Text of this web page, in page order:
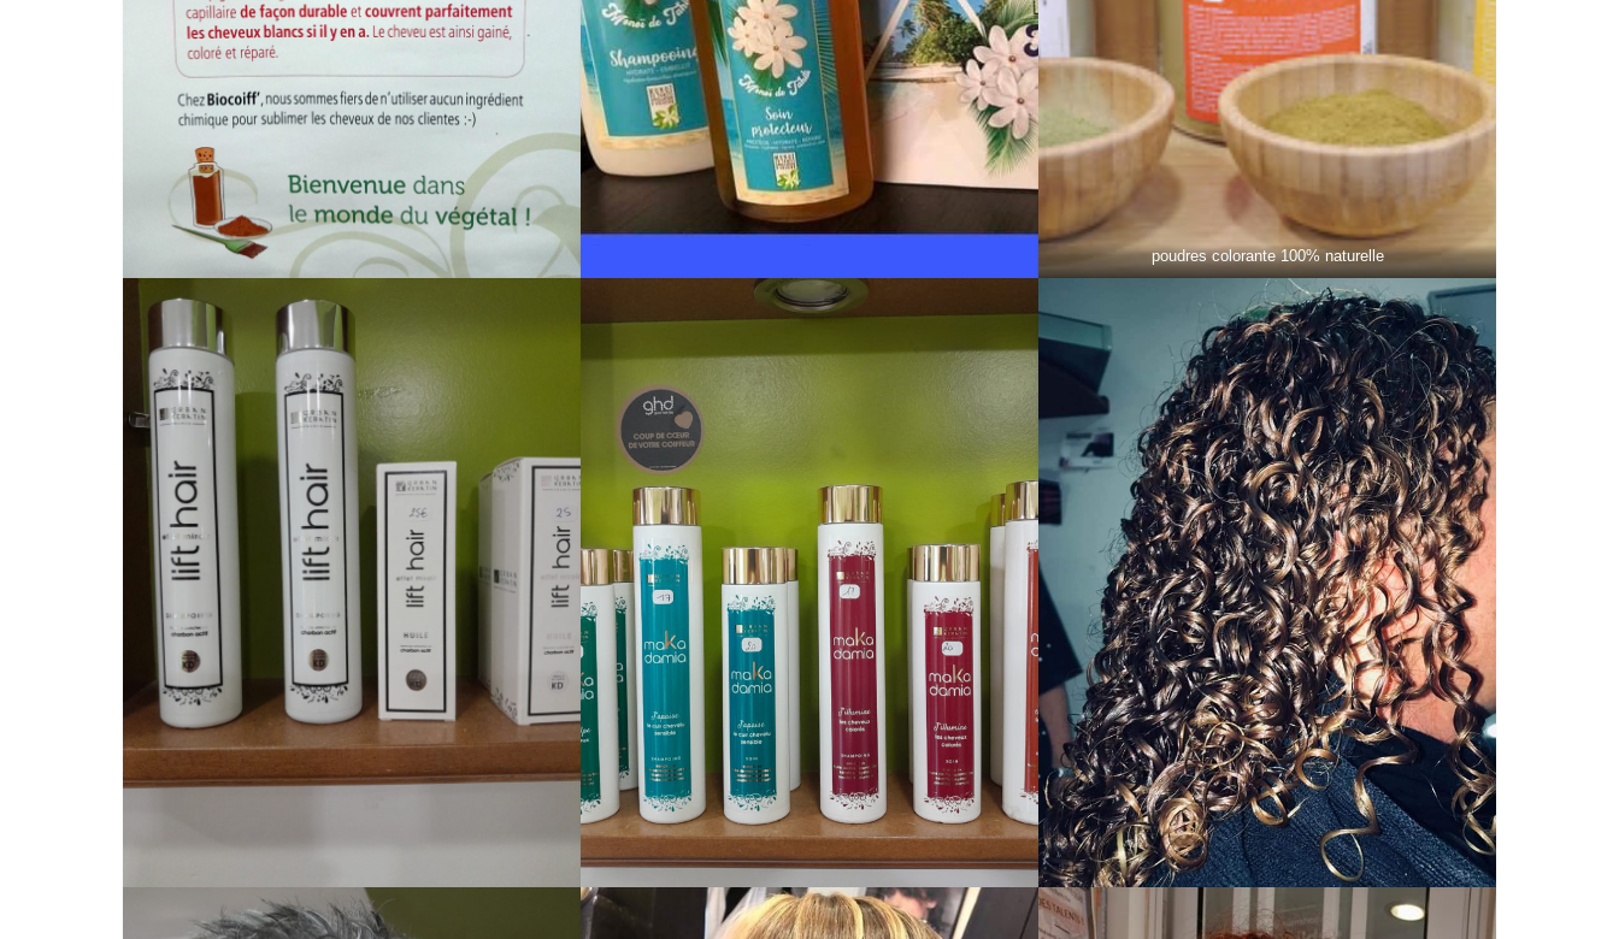
poudres colorante 100% naturelle